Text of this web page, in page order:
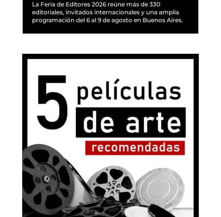
La Feria de Editores 2026 reúne más de 330
editoriales, invitados internacionales y una amplia
programación del 6 al 9 de agosto en Buenos Aires.